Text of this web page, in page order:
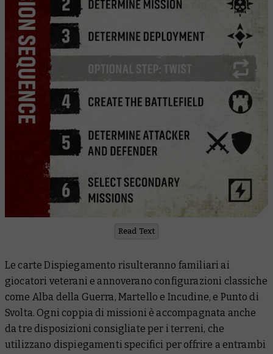
Read Text
Le carte Dispiegamento risulteranno familiari ai
giocatori veterani e annoverano configurazioni classiche
come Alba della Guerra, Martello e Incudine, e Punto di
Svolta. Ogni coppia di missioni è accompagnata anche
da tre disposizioni consigliate per i terreni, che
utilizzano dispiegamenti specifici per offrire a entrambi